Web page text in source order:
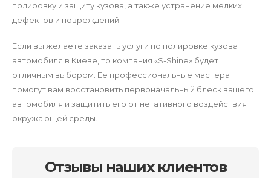
полировку и защиту кузова, а также устранение мелких
дефектов и повреждений.
Если вы желаете заказать услуги по полировке кузова
автомобиля в Киеве, то компания «S-Shine» будет
отличным выбором. Ее профессиональные мастера
помогут вам восстановить первоначальный блеск вашего
автомобиля и защитить его от негативного воздействия
окружающей среды.
Отзывы наших клиентов